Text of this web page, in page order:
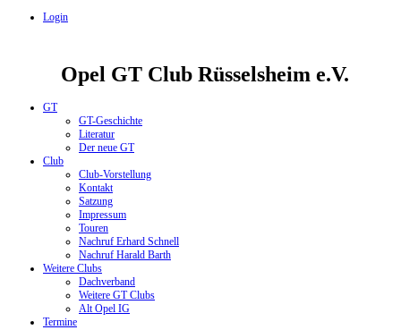
Login
Opel GT Club Rüsselsheim e.V.
GT
GT-Geschichte
Literatur
Der neue GT
Club
Club-Vorstellung
Kontakt
Satzung
Impressum
Touren
Nachruf Erhard Schnell
Nachruf Harald Barth
Weitere Clubs
Dachverband
Weitere GT Clubs
Alt Opel IG
Termine